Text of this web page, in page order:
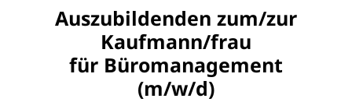
Auszubildenden zum/zur
Kaufmann/frau
für Büromanagement
(m/w/d)